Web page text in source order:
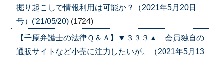
掘り起こしで情報利用は可能か？（2021年5月20日
号）('21/05/20) (1724)
【千原弁護士の法律Ｑ＆Ａ】▼３３３▲ 会員独自の
通販サイトなど小売に注力したいが。（2021年5月13